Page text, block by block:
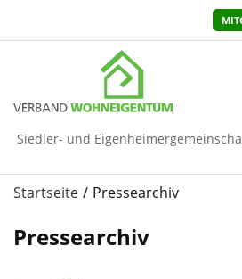
Siedler- und
Startseite Pressearchiv
Pressearchiv